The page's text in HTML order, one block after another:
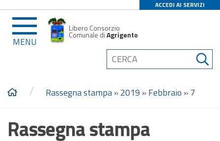
ACCEDI AI SERVIZI
MENU
Libero Consorzio
Comunale diAgrigento
/ Rassegna stampa»2019 »Febbraio »7
Rassegna stampa